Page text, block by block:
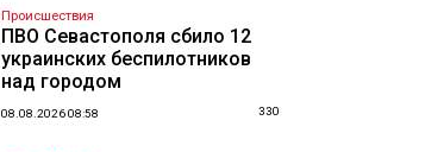
Происшествия
ПВО Севастополя сбило 12
украинских беспилотников
над городом
08.08.2026 08:58 330